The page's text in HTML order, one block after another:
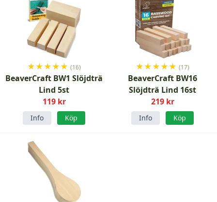
★★★★★ (16)
BeaverCraft BW1 Slöjdträ
Lind 5st
119 kr
Info Köp
★★★★★ (17)
BeaverCraft BW16
Slöjdträ Lind 16st
219 kr
Info Köp